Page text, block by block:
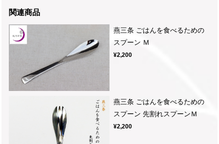
関連商品
燕三条 ごはんを食べるための
スプーン Ｍ
¥2,200
燕三条 ごはんを食べるための
スプーン 先割れスプーンＭ
¥2,200